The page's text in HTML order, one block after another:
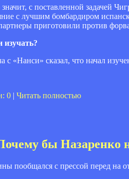
с поставленной задачей
с лучшим бомбардиром
приготовили против
с «Нанси» сказал, что начал
0 | Читать полностью
бы Назаренко
пообщался с прессой перед на